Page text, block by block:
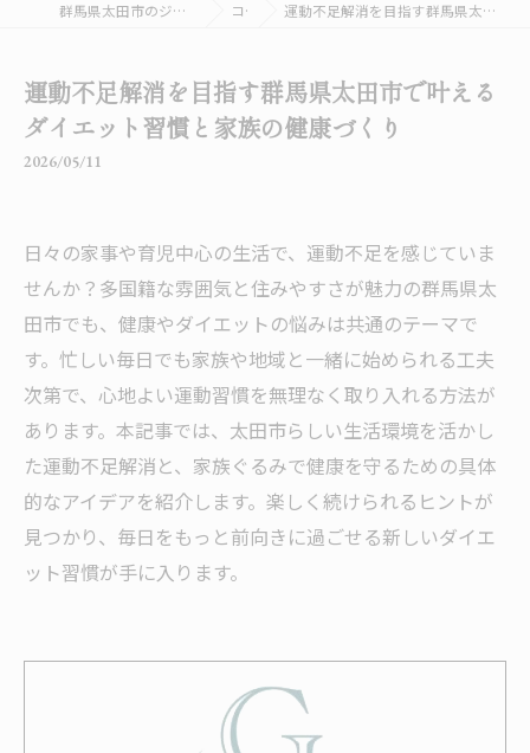
群馬県太田市のジムならGRACE FIGHT CLUB 太田 コラム 運動不足解消を目指す群馬県太田市で叶えるダイエット習慣と家族の健康づくり
運動不足解消を目指す群馬県太田市で叶える
ダイエット習慣と家族の健康づくり
2026/05/11
日々の家事や育児中心の生活で、運動不足を感じていま
せんか？多国籍な雰囲気と住みやすさが魅力の群馬県太
田市でも、健康やダイエットの悩みは共通のテーマで
す。忙しい毎日でも家族や地域と一緒に始められる工夫
次第で、心地よい運動習慣を無理なく取り入れる方法が
あります。本記事では、太田市らしい生活環境を活かし
た運動不足解消と、家族ぐるみで健康を守るための具体
的なアイデアを紹介します。楽しく続けられるヒントが
見つかり、毎日をもっと前向きに過ごせる新しいダイエ
ット習慣が手に入ります。